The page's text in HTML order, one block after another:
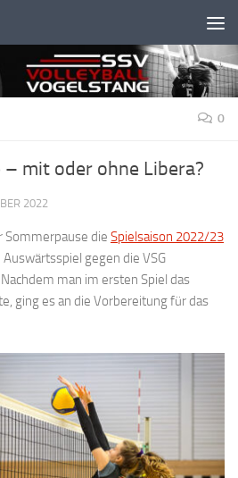
0
mit oder ohne Libera?
2022
Sommerpause die Spielsaison 2022/23
gegen die VSG
man im ersten Spiel das
ging es an die Vorbereitung für das